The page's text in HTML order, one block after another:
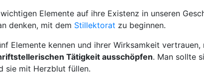
Elemente auf ihre Existenz in unseren
denken, mit dem Stillektorat zu beginnen.
Elemente kennen und ihrer Wirksamkeit vertrauen,
Tätigkeit ausschöpfen. Man sollte
sie mit Herzblut füllen.